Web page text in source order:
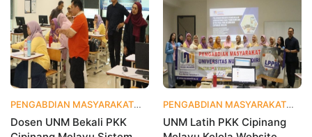
Olahraga Makin Viral
PENGABDIAN MASYARAKAT 1 bulan yang lalu
Dosen UNM Bekali PKK
PENGABDIAN MASYARAKAT
UNM Latih PKK Cipinang